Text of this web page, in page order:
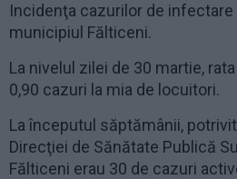
Incidenţa cazurilor de
municipiul Fălticeni.
La nivelul zilei de 30 martie,
0,90 cazuri la mia de locuitori.
La începutul săptămânii,
Direcţiei de Sănătate Publică
Fălticeni erau 30 de cazuri